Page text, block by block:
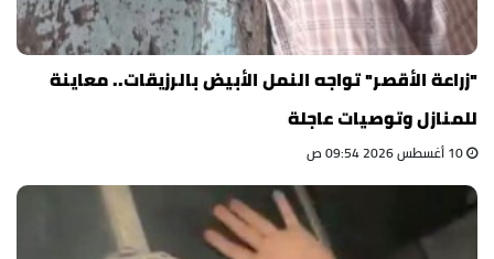
"زراعة الأقصر" تواجه النمل الأبيض بالرزيقات.. معاينة
للمنازل وتوصيات عاجلة